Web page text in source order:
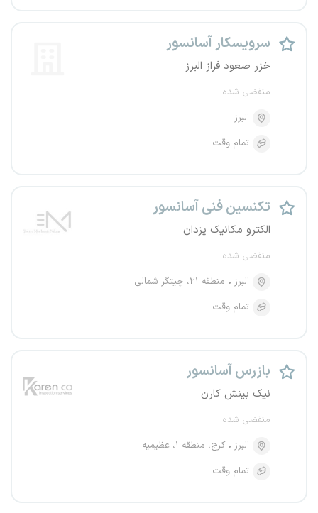
سرویسکار آسانسور
خزر صعود فراز البرز
منقضی شده
البرز
تمام وقت
تکنسین فنی آسانسور
الکترو مکانیک یزدان
منقضی شده
البرز
منطقه ۲۱، چیتگر شمالی
تمام وقت
بازرس آسانسور
نیک بینش کارن
منقضی شده
البرز
کرج، منطقه ۱، عظیمیه
تمام وقت